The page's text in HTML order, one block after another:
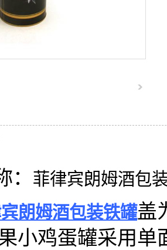
菲律宾朗姆酒包
朗姆酒包装铁罐盖
小鸡蛋罐采用